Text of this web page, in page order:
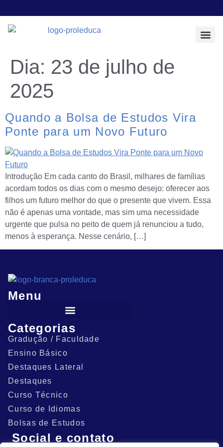
Dia: 23 de julho de
2025
Quando a Bolsa de Estudos Vira
Ponte para um Novo Futuro
Introdução Em cada canto do Brasil, milhares de famílias
acordam todos os dias com o mesmo desejo: oferecer aos
filhos um futuro melhor do que o presente que vivem. Essa
não é apenas uma vontade, mas sim uma necessidade
urgente que pulsa no peito de quem já renunciou a tudo,
menos à esperança. Nesse cenário, […]
Menu
Categorias
Gradução / Faculdade
Ensino Básico
Destaques Lateral
Destaques
Curso Técnico
Curso de Idiomas
Bolsas de Estudos
Social e contato